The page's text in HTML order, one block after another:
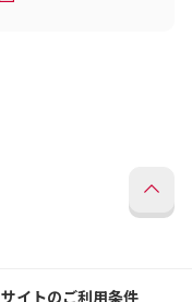
サイトのご利用条件